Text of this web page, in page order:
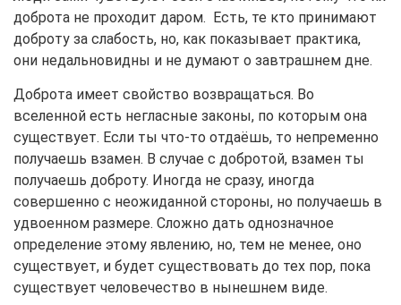
доброта не проходит даром. Есть, те кто принимают
доброту за слабость, но, как показывает практика,
они недальновидны и не думают о завтрашнем дне.
Доброта имеет свойство возвращаться. Во
вселенной есть негласные законы, по которым она
существует. Если ты что-то отдаёшь, то непременно
получаешь взамен. В случае с добротой, взамен ты
получаешь доброту. Иногда не сразу, иногда
совершенно с неожиданной стороны, но получаешь в
удвоенном размере. Сложно дать однозначное
определение этому явлению, но, тем не менее, оно
существует, и будет существовать до тех пор, пока
существует человечество в нынешнем виде.